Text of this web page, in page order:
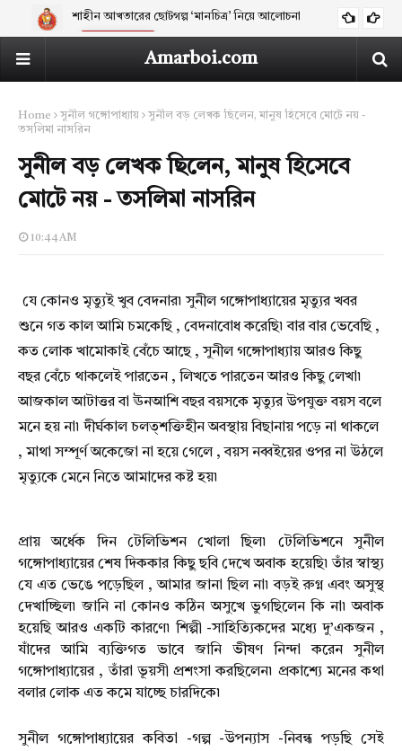
নির্বাচিত প্রবন্ধ - হুমায়ুন আজাদ ARTICLES
Amarboi.com
Home সুনীল গঙ্গোপাধ্যায়
সুনীল বড় লেখক ছিলেন, মানুষ হিসেবে মোটে নয় -
তসলিমা নাসরিন
সুনীল বড় লেখক ছিলেন, মানুষ হিসেবে
মোটে নয় - তসলিমা নাসরিন
10:44 AM
যে কোনও মৃত্যুই খুব বেদনার৷ সুনীল গঙ্গোপাধ্যায়ের মৃত্যুর খবর
শুনে গত কাল আমি চমকেছি , বেদনাবোধ করেছি৷ বার বার ভেবেছি ,
কত লোক খামোকাই বেঁচে আছে , সুনীল গঙ্গোপাধ্যায় আরও কিছু
বছর বেঁচে থাকলেই পারতেন , লিখতে পারতেন আরও কিছু লেখা৷
আজকাল আটাত্তর বা ঊনআশি বছর বয়সকে মৃত্যুর উপযুক্ত বয়স বলে
মনে হয় না৷ দীর্ঘকাল চলত্শক্তিহীন অবস্থায় বিছানায় পড়ে না থাকলে
, মাথা সম্পূর্ণ অকেজো না হয়ে গেলে , বয়স নব্বইয়ের ওপর না উঠলে
মৃত্যুকে মেনে নিতে আমাদের কষ্ট হয়৷
প্রায় অর্ধেক দিন টেলিভিশন খোলা ছিল৷ টেলিভিশনে সুনীল
গঙ্গোপাধ্যায়ের শেষ দিককার কিছু ছবি দেখে অবাক হয়েছি৷ তাঁর স্বাস্থ্য
যে এত ভেঙে পড়েছিল , আমার জানা ছিল না৷ বড়ই রুগ্ন এবং অসুস্থ
দেখাচ্ছিল৷ জানি না কোনও কঠিন অসুখে ভুগছিলেন কি না৷ অবাক
হয়েছি আরও একটি কারণে৷ শিল্পী -সাহিত্যিকদের মধ্যে দু’একজন ,
যাঁদের আমি ব্যক্তিগত ভাবে জানি ভীষণ নিন্দা করেন সুনীল
গঙ্গোপাধ্যায়ের , তাঁরা ভূয়সী প্রশংসা করছিলেন৷ প্রকাশ্যে মনের কথা
বলার লোক এত কমে যাচ্ছে চারদিকে৷
সুনীল গঙ্গোপাধ্যায়ের কবিতা -গল্প -উপন্যাস -নিবন্ধ পড়ছি সেই